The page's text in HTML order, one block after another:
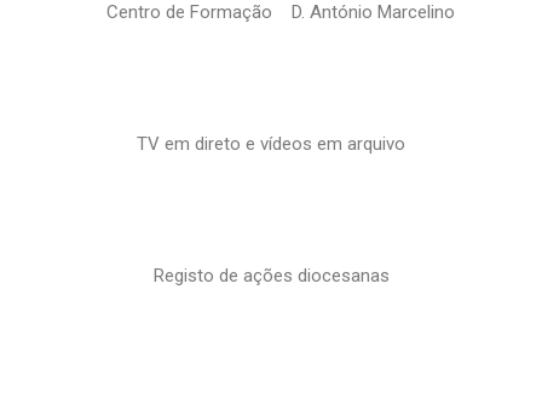
Centro de Formação D. António Marcelino
TV em direto e vídeos em arquivo
Registo de ações diocesanas